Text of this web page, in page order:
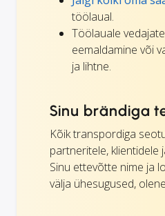
töölaual.
Töölauale
eemaldamine või
ja lihtne.
Sinu brändiga
Kõik transpordiga
partneritele, klientidele
Sinu ettevõtte nime ja
välja ühesugused,